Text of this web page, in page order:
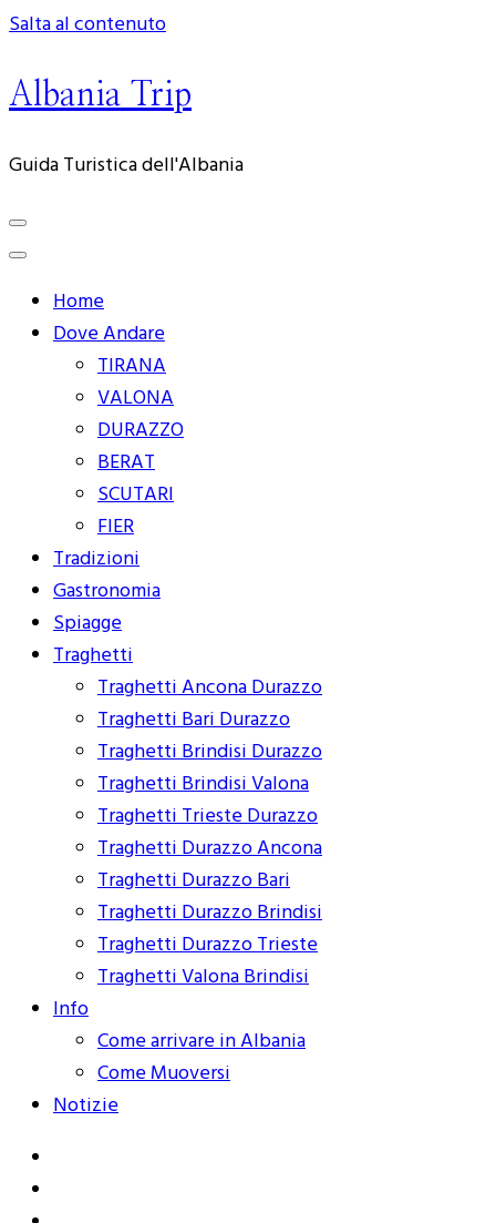
Salta al contenuto
Albania Trip
Guida Turistica dell'Albania
Home
Dove Andare
TIRANA
VALONA
DURAZZO
BERAT
SCUTARI
FIER
Tradizioni
Gastronomia
Spiagge
Traghetti
Traghetti Ancona Durazzo
Traghetti Bari Durazzo
Traghetti Brindisi Durazzo
Traghetti Brindisi Valona
Traghetti Trieste Durazzo
Traghetti Durazzo Ancona
Traghetti Durazzo Bari
Traghetti Durazzo Brindisi
Traghetti Durazzo Trieste
Traghetti Valona Brindisi
Info
Come arrivare in Albania
Come Muoversi
Notizie